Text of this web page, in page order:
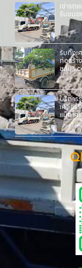
เช่ารถ
รับขนข
รับทิ้งเ
ก่อสร้า
ชลบุรี
บริการ
เคลียร์
แม็คโค